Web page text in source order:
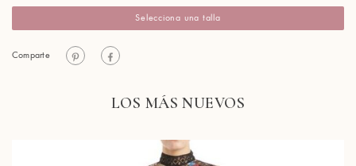
Selecciona una talla
Comparte
LOS MÁS NUEVOS